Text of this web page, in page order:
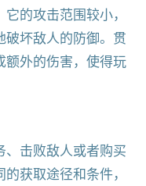
的攻击范围较小，
破坏敌人的防御。贯
额外的伤害，使得玩
、击败敌人或者购买
获取途径和条件，